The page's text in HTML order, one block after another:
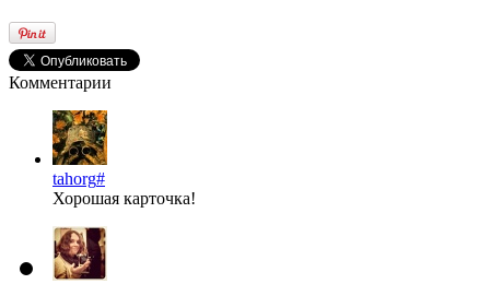
Комментарии
tahorg#
Хорошая карточка!